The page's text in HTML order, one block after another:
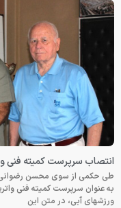
انتصاب سرپرست کمیته فنی
طی حکمی از سوی محسن رضوانی
به عنوان سرپرست کمیته فنی
ورزشهای آبی، در متن این